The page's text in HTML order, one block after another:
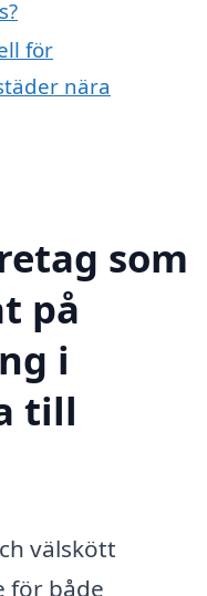
för
nära
som
på
i
till
välskött
för både